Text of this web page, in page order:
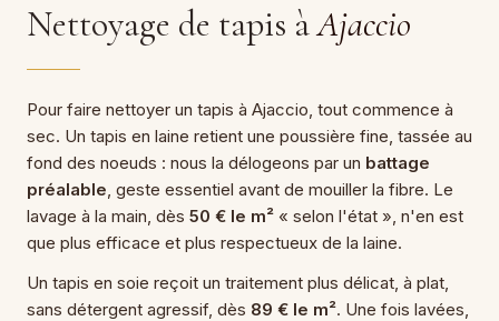
Nettoyage de tapis àAjaccio
Pour faire nettoyer un tapis à Ajaccio, tout commence à
sec. Un tapis en laine retient une poussière fine, tassée au
fond des noeuds : nous la délogeons par un battage
préalable , geste essentiel avant de mouiller la fibre. Le
lavage à la main, dès 50 € le m² « selon l'état », n'en est
que plus efficace et plus respectueux de la laine.
Un tapis en soie reçoit un traitement plus délicat, à plat,
sans détergent agressif, dès 89 € le m². Une fois lavées,